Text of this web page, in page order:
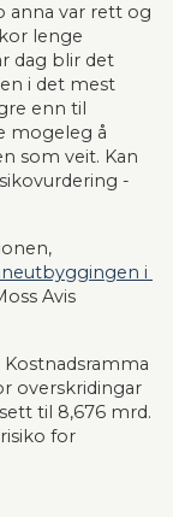
anna var rett og
lenge
dag blir det
i det mest
enn til
mogeleg å
som veit. Kan
-
i
Avis
Kostnadsramma
overskridingar
til 8,676 mrd.
for